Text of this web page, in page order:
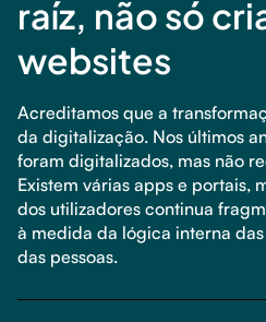
raíz, não só
websites
Acreditamos que a
da digitalização. Nos últimos
foram digitalizados, mas não
Existem várias apps e portais,
dos utilizadores continua
à medida da lógica interna
das pessoas.